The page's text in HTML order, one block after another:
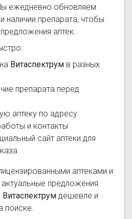
ежедневно обновляем
наличии препарата, чтобы
аптек.
Витаспектрум в разных
препарата перед
аптеку по адресу
и контакты
сайт аптеки для
аптеками и
предложения.
Витаспектрум дешевле и
поиске.